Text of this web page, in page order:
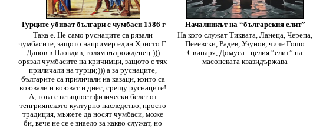
Турците убиват българи с чумбаси 1586 г
Така е. Не само руснаците са рязали
чумбасите, защото например един Христо Г.
Данов в Пловдив, голям възрожденец:)))
орязал чумбасите на кричимци, защото с тях
приличали на турци;))) а за руснаците,
българите са приличали на казаци, които са
воювали и воюват и днес, срещу руснаците!
А, това е всъщност физически белег от
тенгриянското културно наследство, просто
традиция, мъжете да носят чумбаси, може
би, вече не се е знаело за какво служат, но
Началникът на “българския елит”
На кого служат Тиквата, Ланеца, Черепа,
Пееевски, Радев, Узунов, чиче Гошо
Свинаря, Домуса - целия “елит” на
масонската квазидържава